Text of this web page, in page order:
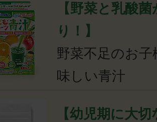
【野菜と乳酸
り！】
野菜不足のお
味しい青汁
【幼児期に大